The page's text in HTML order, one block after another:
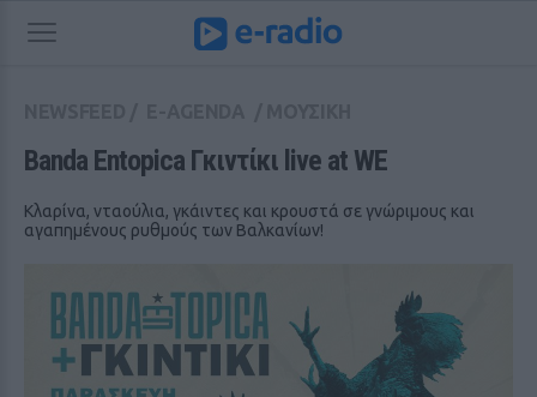
Banda Entopica Γκιντίκι live at WE
Κλαρίνα, νταούλια, γκάιντες και κρουστά σε γνώριμους και
αγαπημένους ρυθμούς των Βαλκανίων!